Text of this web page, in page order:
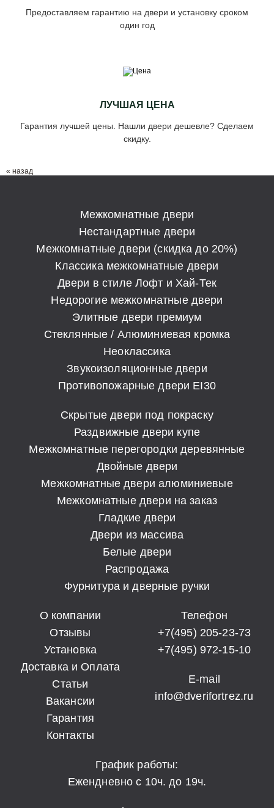
Предоставляем гарантию на двери и установку сроком
один год
ЛУЧШАЯ ЦЕНА
Гарантия лучшей цены. Нашли двери дешевле? Сделаем
скидку.
« назад
Межкомнатные двери
Нестандартные двери
Межкомнатные двери (скидка до 20%)
Классика межкомнатные двери
Двери в стиле Лофт и Хай-Тек
Недорогие межкомнатные двери
Элитные двери премиум
Стеклянные / Алюминиевая кромка
Неоклассика
Звукоизоляционные двери
Противопожарные двери EI30
Скрытые двери под покраску
Раздвижные двери купе
Межкомнатные перегородки деревянные
Двойные двери
Межкомнатные двери алюминиевые
Межкомнатные двери на заказ
Гладкие двери
Двери из массива
Белые двери
Распродажа
Фурнитура и дверные ручки
О компании
Отзывы
Установка
Доставка и Оплата
Статьи
Вакансии
Гарантия
Контакты
Телефон
+7(495) 205-23-73
+7(495) 972-15-10
E-mail
info@dverifortrez.ru
График работы:
Ежендневно с 10ч. до 19ч.